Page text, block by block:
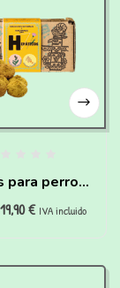
para perros
19,90€ IVA incluido